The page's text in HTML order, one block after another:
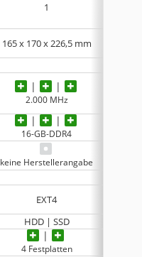
1
165 x 170 x 226,5 mm
2.000 MHz
16-GB-DDR4
keine Herstellerangabe
EXT4
HDD | SSD
4 Festplatten